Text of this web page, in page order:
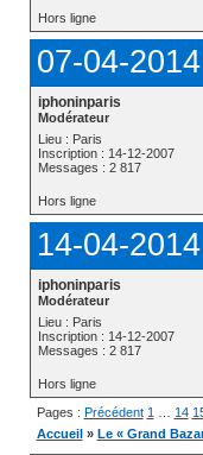
Hors ligne
07-04-
iphoninparis
Modérateur
Lieu : Paris
Inscription : 14-12-2007
Messages : 2 817
Hors ligne
14-04-
iphoninparis
Modérateur
Lieu : Paris
Inscription : 14-12-2007
Messages : 2 817
Hors ligne
Pages : Précédent 1 14
Accueil » Le « Grand